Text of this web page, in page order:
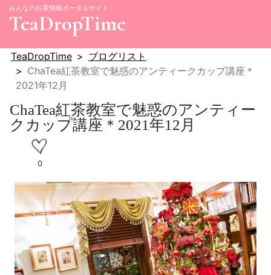
みんなのお茶情報ポータルサイト
TeaDropTime
TeaDropTime
ブログリスト
ChaTea紅茶教室で魅惑のアンティークカップ講座＊
2021年12月
ChaTea紅茶教室で魅惑のアンティー
クカップ講座＊2021年12月
0